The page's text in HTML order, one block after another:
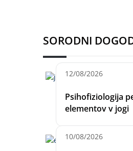
SORODNI
12/08/2026
Psihofiziologija
elementov v jogi
10/08/2026